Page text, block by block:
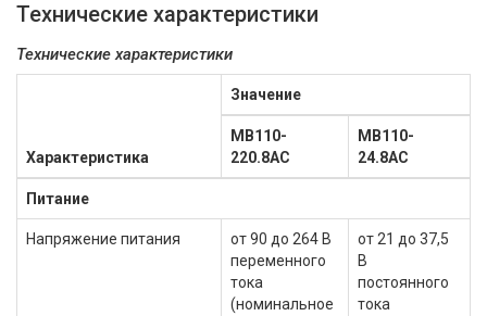
Технические характеристики
Технические характеристики
Характеристика
Значение
МВ110-
220.8АС
МВ110-
24.8АС
Питание
Напряжение питания
от 90 до 264 В
переменного
тока
(номинальное
от 21 до 37,5
В
постоянного
тока